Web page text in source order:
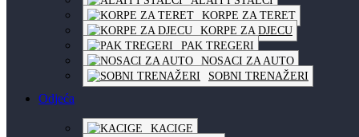
KORPE ZA TERET
KORPE ZA DJECU
PAK TREGERI
NOSACI ZA AUTO
SOBNI TRENAŽERI
Odjeća
KACIGE